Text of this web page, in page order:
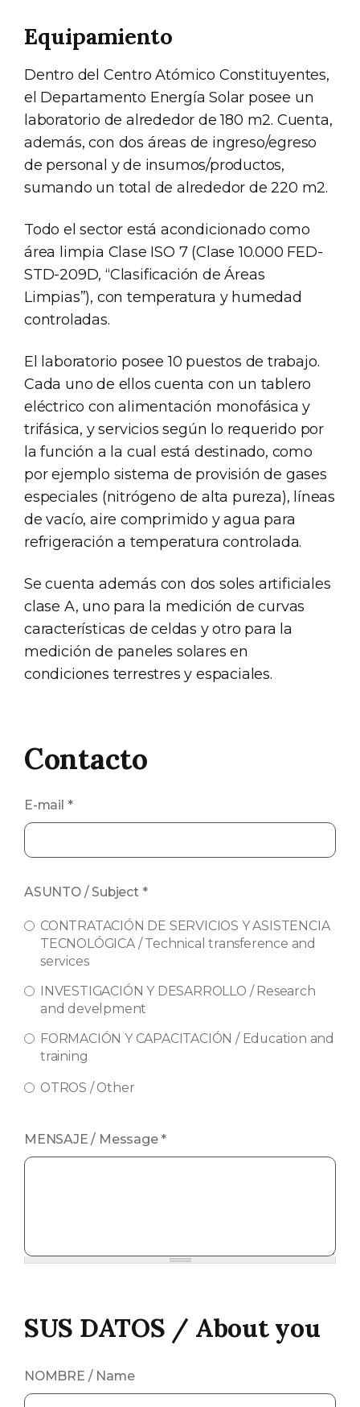
Equipamiento
Dentro del Centro Atómico Constituyentes,
el Departamento Energía Solar posee un
laboratorio de alrededor de 180 m2. Cuenta,
además, con dos áreas de ingreso/egreso
de personal y de insumos/productos,
sumando un total de alrededor de 220 m2.
Todo el sector está acondicionado como
área limpia Clase ISO 7 (Clase 10.000 FED-
STD-209D, “Clasificación de Áreas
Limpias”), con temperatura y humedad
controladas.
El laboratorio posee 10 puestos de trabajo.
Cada uno de ellos cuenta con un tablero
eléctrico con alimentación monofásica y
trifásica, y servicios según lo requerido por
la función a la cual está destinado, como
por ejemplo sistema de provisión de gases
especiales (nitrógeno de alta pureza), líneas
de vacío, aire comprimido y agua para
refrigeración a temperatura controlada.
Se cuenta además con dos soles artificiales
clase A, uno para la medición de curvas
características de celdas y otro para la
medición de paneles solares en
condiciones terrestres y espaciales.
Contacto
E-mail *
ASUNTO / Subject *
CONTRATACIÓN DE SERVICIOS Y ASISTENCIA
TECNOLÓGICA / Technical transference and
services
INVESTIGACIÓN Y DESARROLLO / Research
and develpment
FORMACIÓN Y CAPACITACIÓN / Education and
training
OTROS / Other
MENSAJE / Message *
SUS DATOS / About you
NOMBRE / Name